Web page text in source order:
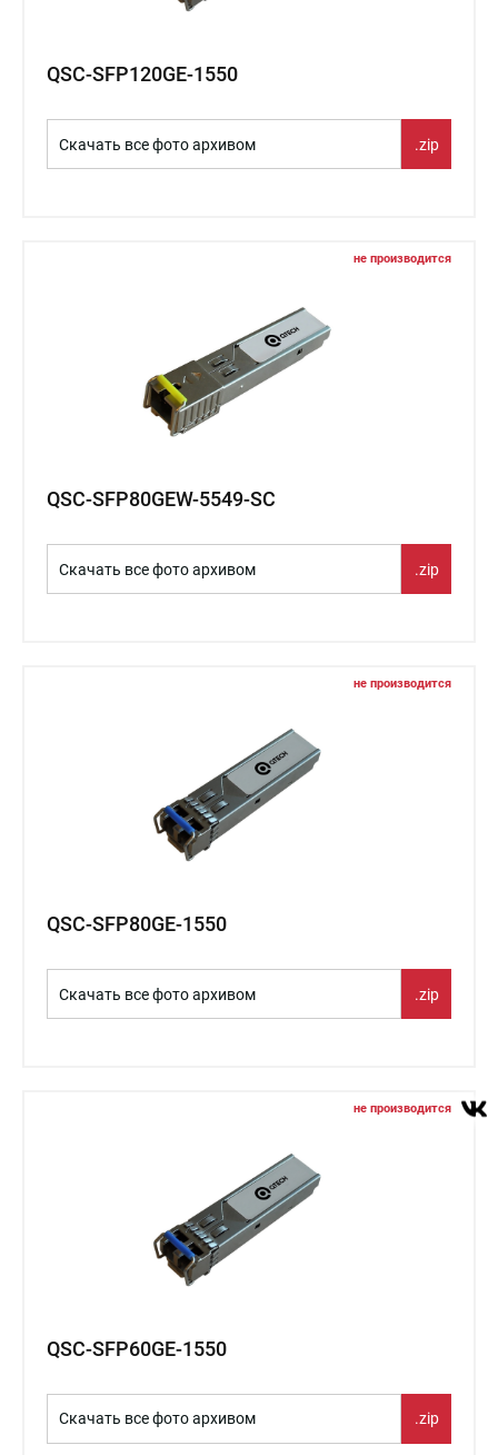
QSC-SFP120GE-1550
Скачать все фото архивом .zip
не производится
QSC-SFP80GEW-5549-SC
Скачать все фото архивом .zip
не производится
QSC-SFP80GE-1550
Скачать все фото архивом .zip
не производится
QSC-SFP60GE-1550
Скачать все фото архивом .zip